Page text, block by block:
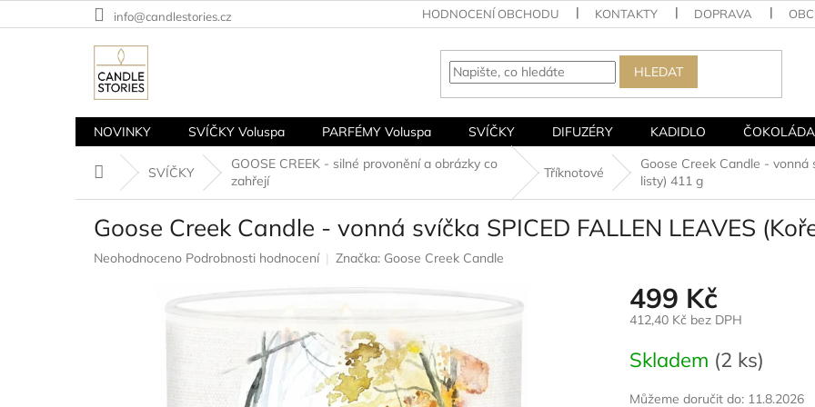
na
info@candlestories.cz HODNOCENÍ OBCHODU KONTAKTY DOPRAVA
HLEDAT
NOVINKY SVÍČKY Voluspa PARFÉMY Voluspa SVÍČKY DIFUZÉRY KADIDLO ČOKOLÁDA
Domů SVÍČKY
GOOSE CREEK - silné provonění a obrázky co
zahřejí
Tříknotové
Goose Creek Candle - vonná
listy) 411 g
Goose Creek Candle - vonná svíčka SPICED FALLEN LEAVES
Průměrné
Neohodnoceno Podrobnosti hodnocení Značka: Goose Creek Candle
499 Kč
412,40 Kč bez DPH
cena:
Skladem (2 ks)
Můžeme doručit do: 11.8.2026